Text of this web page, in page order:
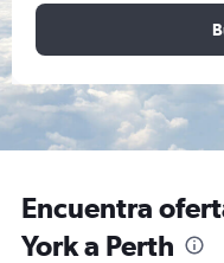
Encuentra
York a Perth